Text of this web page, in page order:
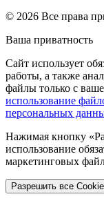
© 2026 Все права
Ваша приватность
Сайт использует
работы, а также
файлы только с
использование
персональных
Нажимая кнопку
использование
маркетинговых
Разрешить все Cookie